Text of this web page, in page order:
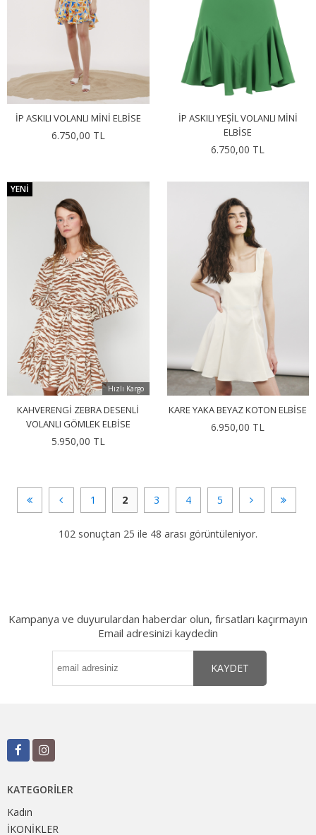
İP ASKILI VOLANLI MINI ELBISE
6.750,00 TL
İP ASKILI YEŞIL VOLANLI MINI
ELBISE
6.750,00 TL
Hızlı Kargo
KAHVERENGI ZEBRA DESENLI
VOLANLI GÖMLEK ELBISE
5.950,00 TL
YENI
KARE YAKA BEYAZ KOTON ELBISE
6.950,00 TL
1 2 3 4 5
102 sonuçtan 25 ile 48 arası görüntüleniyor.
Kampanya ve duyurulardan haberdar olun, fırsatları kaçırmayın
Email adresinizi kaydedin
KAYDET
KATEGORILER
Kadın
İKONİKLER